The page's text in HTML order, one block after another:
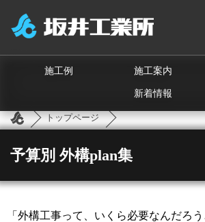
施工例 施工案内
新着情報
トップページ
予算別 外構plan集
「外構工事って、いくら必要なんだろ